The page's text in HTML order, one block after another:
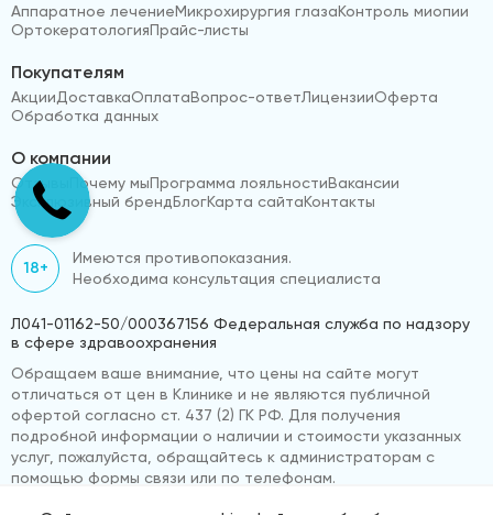
Аппаратное лечениеМикрохирургия глазаКонтроль миопии
ОртокератологияПрайс-листы
Покупателям
АкцииДоставкаОплатаВопрос-ответЛицензииОферта
Обработка данных
О компании
Отзывы Почему мыПрограмма лояльностиВакансии
Эксклюзивный брендБлогКарта сайтаКонтакты
18+
Имеются противопоказания.
Необходима консультация специалиста
Л041-01162-50/000367156 Федеральная служба по надзору
в сфере здравоохранения
Обращаем ваше внимание, что цены на сайте могут
отличаться от цен в Клинике и не являются публичной
офертой согласно ст. 437 (2) ГК РФ. Для получения
подробной информации о наличии и стоимости указанных
услуг, пожалуйста, обращайтесь к администраторам с
помощью формы связи или по телефонам.